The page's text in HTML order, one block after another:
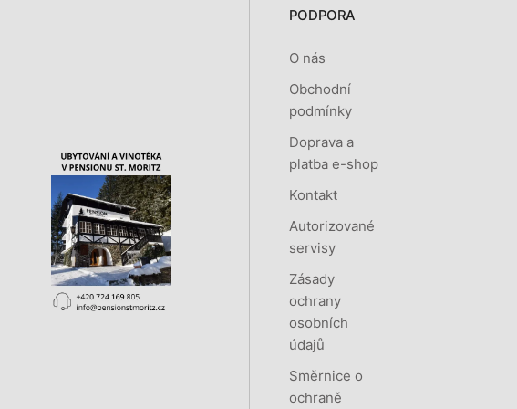
PODPORA
O nás
Obchodní
podmínky
Doprava a
platba e-shop
Kontakt
Autorizované
servisy
Zásady
ochrany
osobních
údajů
Směrnice o
ochraně